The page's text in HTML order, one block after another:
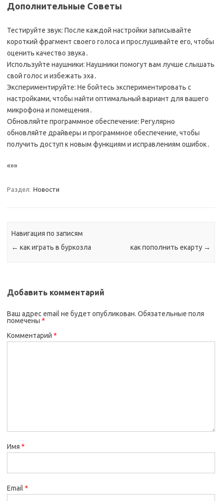
Дополнительные Советы
Тестируйте звук: После каждой настройки записывайте
короткий фрагмент своего голоса и прослушивайте его, чтобы
оценить качество звука․
Используйте наушники: Наушники помогут вам лучше слышать
свой голос и избежать эха․
Экспериментируйте: Не бойтесь экспериментировать с
настройками, чтобы найти оптимальный вариант для вашего
микрофона и помещения․
Обновляйте программное обеспечение: Регулярно
обновляйте драйверы и программное обеспечение, чтобы
получить доступ к новым функциям и исправлениям ошибок․
«»»
Раздел: Новости
Навигация по записям
← как играть в буркозла как пополнить екарту →
Добавить комментарий
Ваш адрес email не будет опубликован. Обязательные поля
помечены *
Комментарий *
Имя *
Email *